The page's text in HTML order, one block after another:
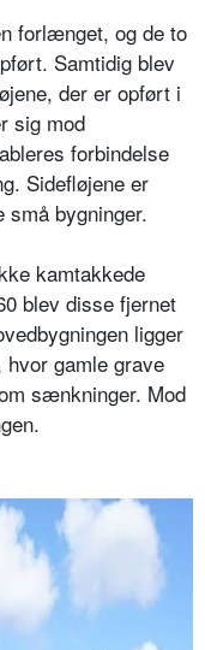
forlænget, og de to
Samtidig blev
der er opført i
sig mod
forbindelse
Sidefløjene er
små bygninger.
kamtakkede
blev disse fjernet
ligger
gamle grave
sænkninger. Mod